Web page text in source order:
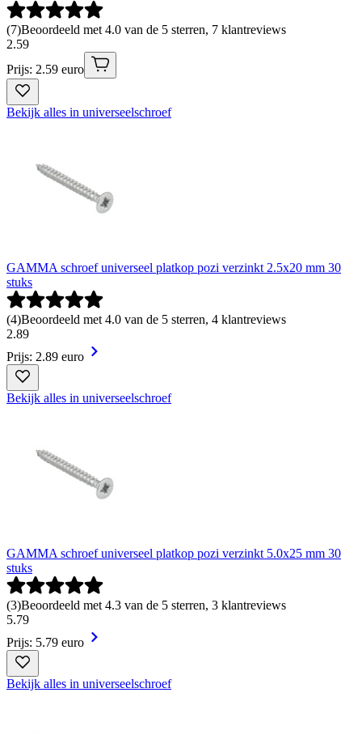
(7)Beoordeeld met 4.0 van de 5 sterren, 7 klantreviews
2.59
Prijs: 2.59 euro
Bekijk alles in universeelschroef
GAMMA schroef universeel platkop pozi verzinkt 2.5x20 mm 30
stuks
(4)Beoordeeld met 4.0 van de 5 sterren, 4 klantreviews
2.89
Prijs: 2.89 euro
Bekijk alles in universeelschroef
GAMMA schroef universeel platkop pozi verzinkt 5.0x25 mm 30
stuks
(3)Beoordeeld met 4.3 van de 5 sterren, 3 klantreviews
5.79
Prijs: 5.79 euro
Bekijk alles in universeelschroef